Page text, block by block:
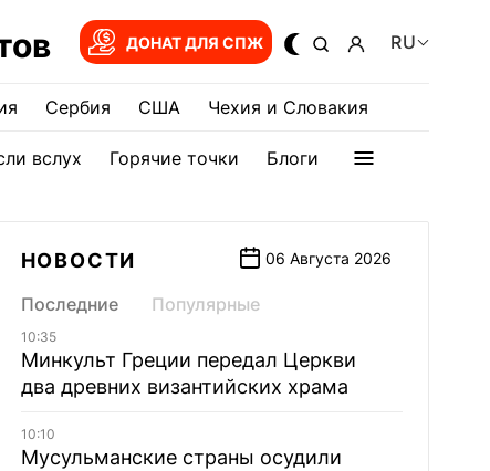
ДОНАТ ДЛЯ СПЖ RU
Сербия США Чехия и Словакия
вслух Горячие точки Блоги
НОВОСТИ 06 Августа 2026
Последние Популярные
10:35
Минкульт Греции передал Церкви
два древних византийских храма
10:10
Мусульманские страны осудили